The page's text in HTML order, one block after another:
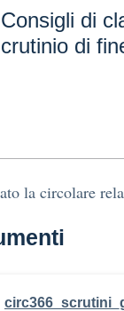
di
di
la circolare